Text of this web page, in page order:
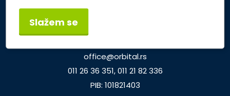
office@orbital.rs
011 26 36 351, 011 21 82 336
PIB: 101821403
Slažem se